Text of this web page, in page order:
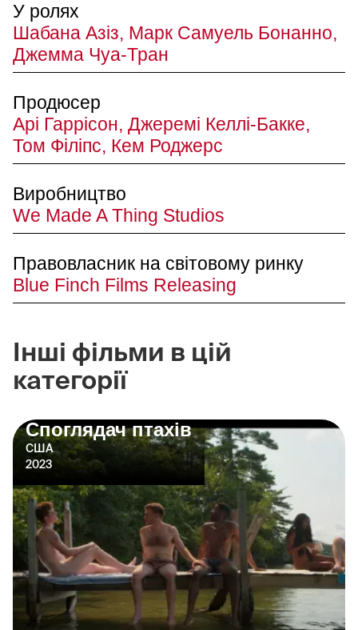
У ролях
Шабана Азіз, Марк Самуель Бонанно,
Джемма Чуа-Тран
Продюсер
Арі Гаррісон, Джеремі Келлі-Бакке,
Том Філіпс, Кем Роджерс
Виробництво
We Made A Thing Studios
Правовласник на світовому ринку
Blue Finch Films Releasing
Інші фільми в цій
категорії
Споглядач птахів
США
2023